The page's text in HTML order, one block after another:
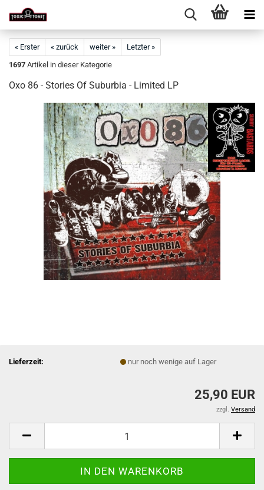
« Erster « zurück weiter »
Letzter »
1697 Artikel in dieser Kategorie
Oxo 86 - Stories Of Suburbia - Limited LP
Lieferzeit: nur noch wenige auf Lager
25,90 EUR
zzgl. Versand